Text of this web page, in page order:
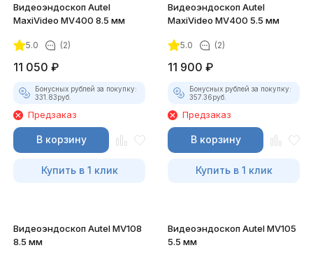
Видеоэндоскоп Autel
MaxiVideo MV400 8.5 мм
5.0 (2)
11 050 ₽
Бонусных рублей за покупку:
331.83руб.
Предзаказ
В корзину
Купить в 1 клик
Видеоэндоскоп Autel
MaxiVideo MV400 5.5 мм
5.0 (2)
11 900 ₽
Бонусных рублей за покупку:
357.36руб.
Предзаказ
В корзину
Купить в 1 клик
Видеоэндоскоп Autel MV108
8.5 мм
Видеоэндоскоп Autel MV105
5.5 мм